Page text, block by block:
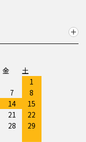
金
土
1
7
8
14
15
21
22
28
29